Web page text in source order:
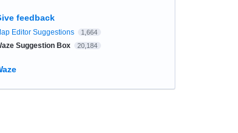
feedback
Editor Suggestions 1,664
Suggestion Box 20,184